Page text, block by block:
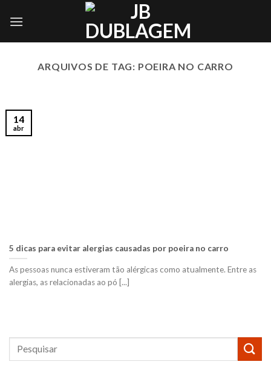
ARQUIVOS DE TAG: POEIRA NO CARRO
5 dicas para evitar alergias causadas por poeira no carro
As pessoas nunca estiveram tão alérgicas como atualmente. Entre as
alergias, as relacionadas ao pó [...]
14
abr